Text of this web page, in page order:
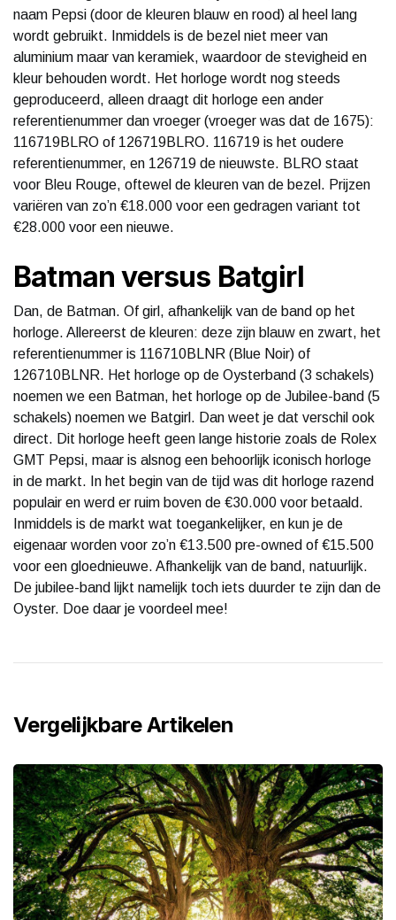
naam Pepsi (door de kleuren blauw en rood) al heel lang
wordt gebruikt. Inmiddels is de bezel niet meer van
aluminium maar van keramiek, waardoor de stevigheid en
kleur behouden wordt. Het horloge wordt nog steeds
geproduceerd, alleen draagt dit horloge een ander
referentienummer dan vroeger (vroeger was dat de 1675):
116719BLRO of 126719BLRO. 116719 is het oudere
referentienummer, en 126719 de nieuwste. BLRO staat
voor Bleu Rouge, oftewel de kleuren van de bezel. Prijzen
variëren van zo’n €18.000 voor een gedragen variant tot
€28.000 voor een nieuwe.
Batman versus Batgirl
Dan, de Batman. Of girl, afhankelijk van de band op het
horloge. Allereerst de kleuren: deze zijn blauw en zwart, het
referentienummer is 116710BLNR (Blue Noir) of
126710BLNR. Het horloge op de Oysterband (3 schakels)
noemen we een Batman, het horloge op de Jubilee-band (5
schakels) noemen we Batgirl. Dan weet je dat verschil ook
direct. Dit horloge heeft geen lange historie zoals de Rolex
GMT Pepsi, maar is alsnog een behoorlijk iconisch horloge
in de markt. In het begin van de tijd was dit horloge razend
populair en werd er ruim boven de €30.000 voor betaald.
Inmiddels is de markt wat toegankelijker, en kun je de
eigenaar worden voor zo’n €13.500 pre-owned of €15.500
voor een gloednieuwe. Afhankelijk van de band, natuurlijk.
De jubilee-band lijkt namelijk toch iets duurder te zijn dan de
Oyster. Doe daar je voordeel mee!
Vergelijkbare Artikelen